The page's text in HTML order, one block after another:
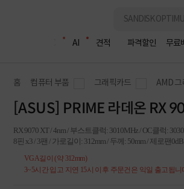
AI 견적 파격할인 무료
홈 컴퓨터 부품 그래픽카드 AMD
[ASUS] PRIME 라데온 RX
RX 9070 XT / 4nm / 부스트클럭: 3010MHz / OC클럭:
8핀 x3 / 3팬 / 가로길이: 312mm / 두께: 50mm / 제로팬
VGA길이 (약 312mm)
3~5시간 입고 지연 15시 이후 주문건은 익일 출고됩